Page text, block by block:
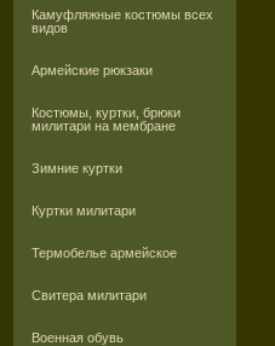
Камуфляжные костюмы всех
видов
Армейские рюкзаки
Костюмы, куртки, брюки
милитари на мембране
Зимние куртки
Куртки милитари
Термобелье армейское
Свитера милитари
Военная обувь